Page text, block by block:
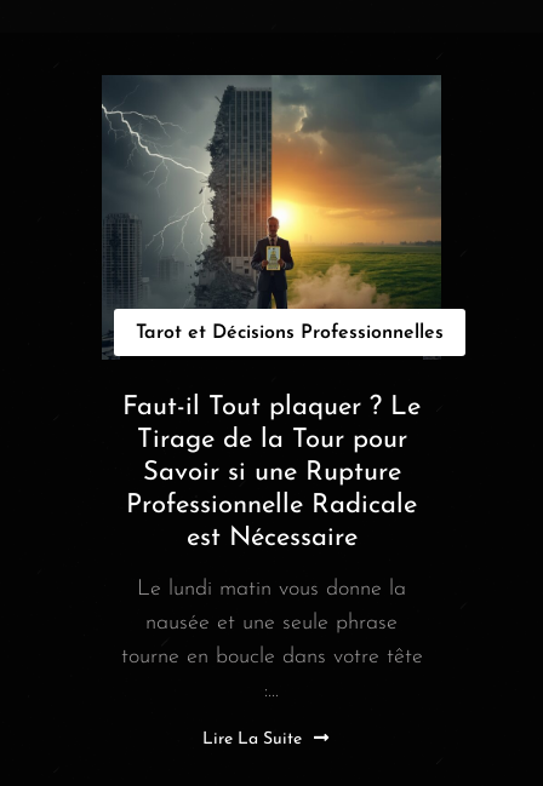
Tarot et Décisions Professionnelles
Faut-il Tout plaquer ? Le
Tirage de la Tour pour
Savoir si une Rupture
Professionnelle Radicale
est Nécessaire
Le lundi matin vous donne la
nausée et une seule phrase
tourne en boucle dans votre tête
:...
Lire La Suite